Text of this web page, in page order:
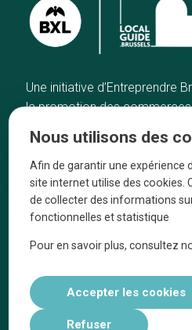
Une initiative d’Entreprendre
la promotion des commerces
Accueil
Bonnes adresses
Quartiers
Blog
Tops 10
Nous utilisons des
Afin de garantir une expérience
site internet utilise des cookies.
de collecter des informations
fonctionnelles et statistique
Pour en savoir plus, consultez
Accepter les cookies
Refuser